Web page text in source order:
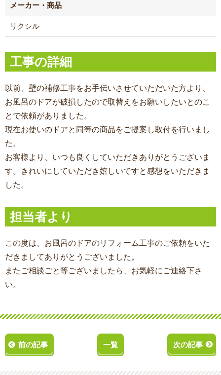
メーカー・商品
リクシル
工事の詳細
以前、壁の補修工事をお手伝いさせていただいた方より、
お風呂のドアが破損したので取替えをお願いしたいとのこ
とで依頼がありました。
現在お使いのドアと同等の商品をご提案し取付を行いまし
た。
お客様より、いつも良くしていただきありがとうございま
す。きれいにしていただき嬉しいですと感想をいただきま
した。
担当者より
この度は、お風呂のドアのリフォーム工事のご依頼をいた
だきましてありがとうございました。
またご相談ごと等ございましたら、お気軽にご連絡下さ
い。
前の記事 一覧 次の記事